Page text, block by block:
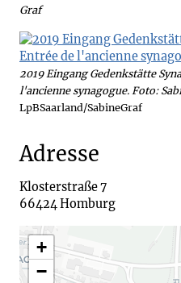
Graf
2019 Eingang Gedenkstätte
l'ancienne synagogue. Foto:
LpBSaarland/SabineGraf
Adresse
Klosterstraße 7
66424 Homburg
+
−